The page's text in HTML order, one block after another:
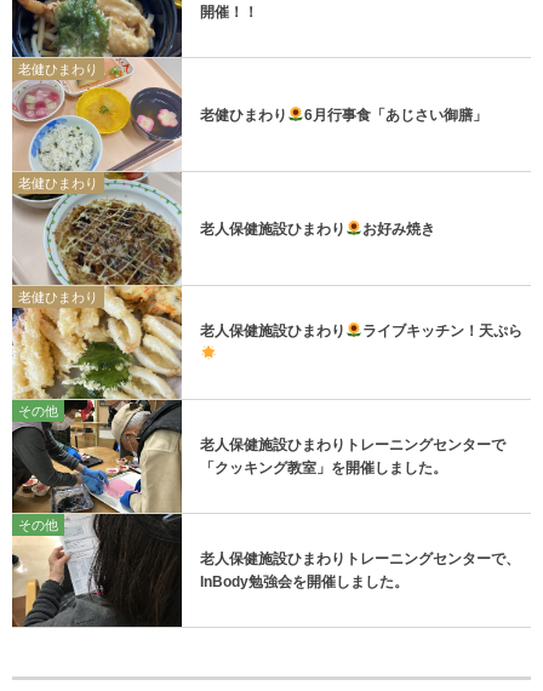
開催！！
老健ひまわり
老健ひまわり 6月行事食「あじさい御膳」
老健ひまわり
老人保健施設ひまわり お好み焼き
老健ひまわり
老人保健施設ひまわり ライブキッチン！天ぷら
その他
老人保健施設ひまわりトレーニングセンターで
「クッキング教室」を開催しました。
その他
老人保健施設ひまわりトレーニングセンターで、
InBody勉強会を開催しました。